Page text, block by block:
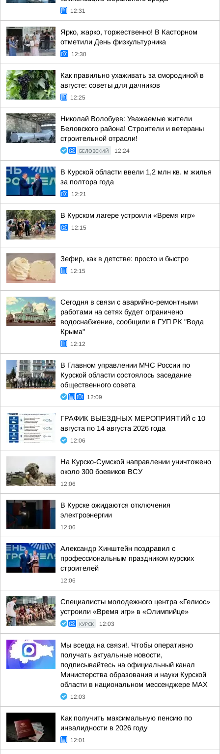
12:31
Ярко, жарко, торжественно! В Касторном
отметили День физкультурника
12:30
Как правильно ухаживать за смородиной в
августе: советы для дачников
12:25
Николай Волобуев: Уважаемые жители
Беловского района! Строители и ветераны
строительной отрасли!
БЕЛОВСКИЙ 12:24
В Курской области ввели 1,2 млн кв. м жилья
за полтора года
12:21
В Курском лагере устроили «Время игр»
12:15
Зефир, как в детстве: просто и быстро
12:15
Сегодня в связи с аварийно-ремонтными
работами на сетях будет ограничено
водоснабжение, сообщили в ГУП РК "Вода
Крыма"
12:12
В Главном управлении МЧС России по
Курской области состоялось заседание
общественного совета
12:09
ГРАФИК ВЫЕЗДНЫХ МЕРОПРИЯТИЙ с 10
августа по 14 августа 2026 года
12:06
На Курско-Сумской направлении уничтожено
около 300 боевиков ВСУ
12:06
В Курске ожидаются отключения
электроэнергии
12:06
Александр Хинштейн поздравил с
профессиональным праздником курских
строителей
12:06
Специалисты молодежного центра «Гелиос»
устроили «Время игр» в «Олимпийце»
КУРСК 12:03
Мы всегда на связи!. Чтобы оперативно
получать актуальные новости,
подписывайтесь на официальный канал
Министерства образования и науки Курской
области в национальном мессенджере МАХ
12:03
Как получить максимальную пенсию по
инвалидности в 2026 году
12:01